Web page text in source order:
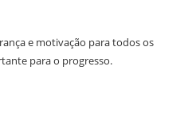
e motivação para todos os
para o progresso.